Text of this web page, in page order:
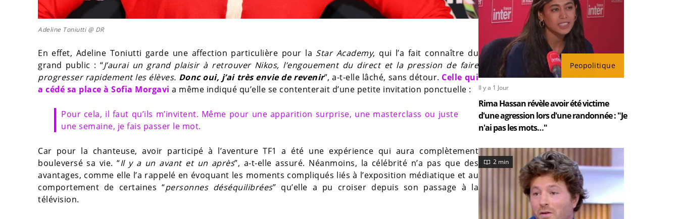
Adeline Toniutti @ DR
En effet, Adeline Toniutti garde une affection particulière pour la Star Academy, qui l’a fait connaître du
grand public : “J’aurai un grand plaisir à retrouver Nikos, l’engouement du direct et la pression de faire
progresser rapidement les élèves. Donc oui, j’ai très envie de revenir”, a-t-elle lâché, sans détour. Celle qui
a cédé sa place à Sofia Morgavi a même indiqué qu’elle se contenterait d’une petite invitation ponctuelle :
Pour cela, il faut qu’ils m’invitent. Même pour une apparition surprise, une masterclass ou juste
une semaine, je fais passer le mot.
Car pour la chanteuse, avoir participé à l’aventure TF1 a été une expérience qui aura complètement
bouleversé sa vie. “Il y a un avant et un après”, a-t-elle assuré. Néanmoins, la célébrité n’a pas que des
avantages, comme elle l’a rappelé en évoquant les moments compliqués liés à l’exposition médiatique et au
comportement de certaines “personnes déséquilibrées” qu’elle a pu croiser depuis son passage à la
télévision.
Peopolitique
Il y a 1 Jour
Rima Hassan révèle avoir été victime
d'une agression lors d'une randonnée : "Je
n'ai pas les mots…"
2 min